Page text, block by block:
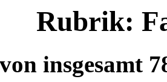
Rubrik:
insgesamt